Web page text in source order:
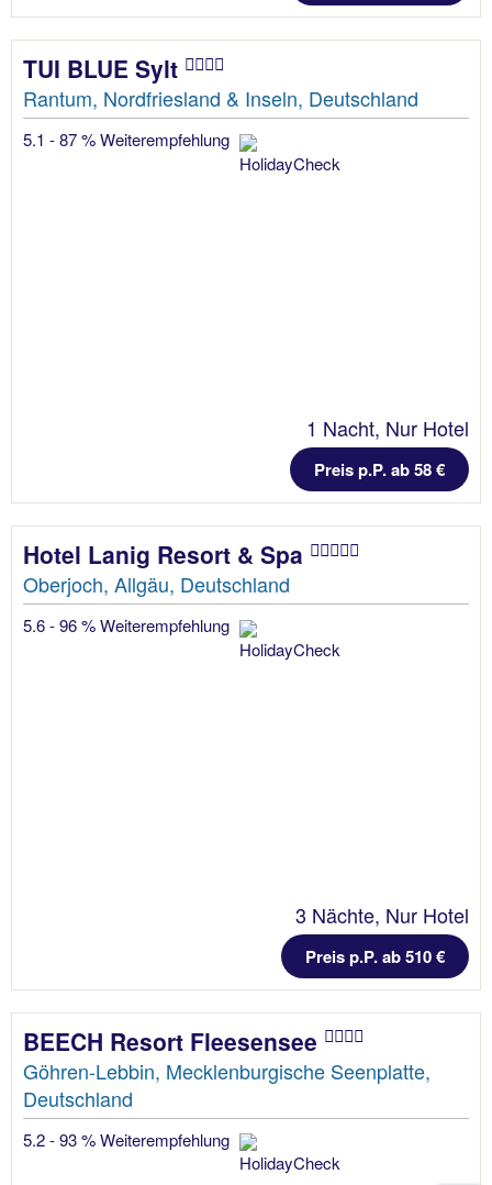
TUI BLUE Sylt
Rantum, Nordfriesland & Inseln, Deutschland
5.1 - 87 % Weiterempfehlung
1 Nacht, Nur Hotel
Preis p.P. ab 58 €
Hotel Lanig Resort & Spa
Oberjoch, Allgäu, Deutschland
5.6 - 96 % Weiterempfehlung
3 Nächte, Nur Hotel
Preis p.P. ab 510 €
BEECH Resort Fleesensee
Göhren-Lebbin, Mecklenburgische Seenplatte,
Deutschland
5.2 - 93 % Weiterempfehlung